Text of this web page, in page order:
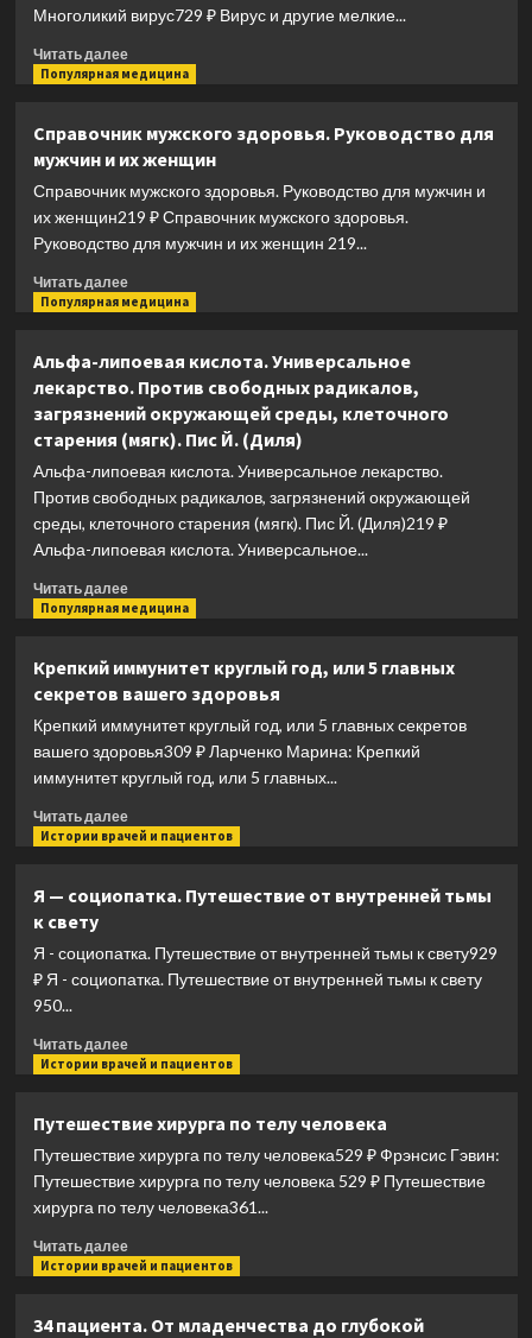
раке,
и
наука
думает
о
них
Многоликий вирус729 ₽ Вирус и другие мелкие...
Читать далееПрочитать
больше
вирус
Популярная медицина
Справочник мужского здоровья. Руководство для
мужчин и их женщин
Справочник мужского здоровья. Руководство для мужчин и
их женщин219 ₽ Справочник мужского здоровья.
Руководство для мужчин и их женщин 219...
Читать далееПрочитать
больше
мужского
здоровья.
Руководство
для
и
их
женщин
Популярная медицина
Альфа-липоевая кислота. Универсальное
лекарство. Против свободных радикалов,
загрязнений окружающей среды, клеточного
старения (мягк). Пис Й. (Диля)
Альфа-липоевая кислота. Универсальное лекарство.
Против свободных радикалов, загрязнений окружающей
среды, клеточного старения (мягк). Пис Й. (Диля)219 ₽
Альфа-липоевая кислота. Универсальное...
Читать далееПрочитать
больше
липоевая
кислота.
Универсальное
лекарство.
свободных
радикалов,
загрязнений
клеточного
(мягк).
Й.
Популярная медицина
Крепкий иммунитет круглый год, или 5 главных
секретов вашего здоровья
Крепкий иммунитет круглый год, или 5 главных секретов
вашего здоровья309 ₽ Ларченко Марина: Крепкий
иммунитет круглый год, или 5 главных...
Читать далееПрочитать
больше
иммунитет
год,
секретов
вашего
Истории врачей и пациентов
Я — социопатка. Путешествие от внутренней тьмы
к свету
Я - социопатка. Путешествие от внутренней тьмы к свету929
₽ Я - социопатка. Путешествие от внутренней тьмы к свету
950...
Читать далееПрочитать
больше
—
социопатка.
Путешествие
внутренней
тьмы
к
Истории врачей и пациентов
Путешествие хирурга по телу человека
Путешествие хирурга по телу человека529 ₽ Фрэнсис Гэвин:
Путешествие хирурга по телу человека 529 ₽ Путешествие
хирурга по телу человека361...
Читать далееПрочитать
больше
хирурга
Истории врачей и пациентов
34 пациента. От младенчества до глубокой